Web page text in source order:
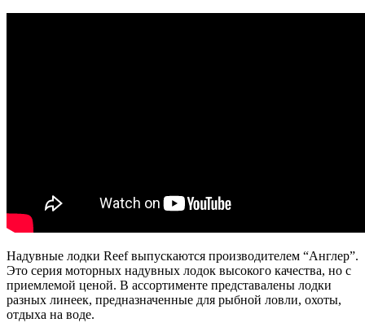
Надувные лодки Reef выпускаются производителем “Англер”.
Это серия моторных надувных лодок высокого качества, но с
приемлемой ценой. В ассортименте представалены лодки
разных линеек, предназначенные для рыбной ловли, охоты,
отдыха на воде.